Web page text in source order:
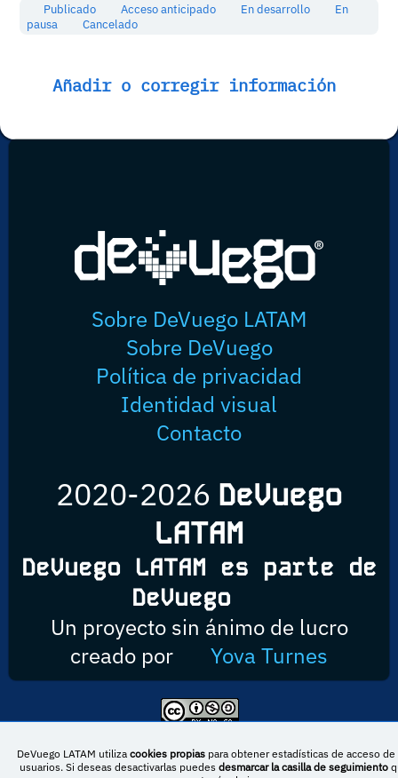
Publicado Acceso anticipado En desarrollo
En
pausa
Cancelado
Añadir o corregir información
Sobre DeVuego LATAM
Sobre DeVuego
Política de privacidad
Identidad visual
Contacto
2020-2026 DeVuego
LATAM
DeVuego LATAM es parte de
DeVuego
Un proyecto sin ánimo de lucro
creado por
Yova Turnes
DeVuego LATAM utiliza cookies propiaspara obtener estadísticas de acceso de
usuarios. Si deseas desactivarlas puedes desmarcar la casilla de seguimiento